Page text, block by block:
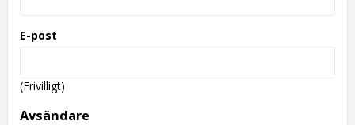
E-post
(Frivilligt)
Avsändare